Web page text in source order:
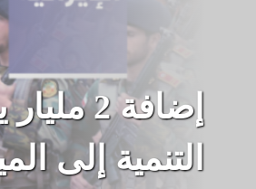
إضافة 2
التنمية إلى